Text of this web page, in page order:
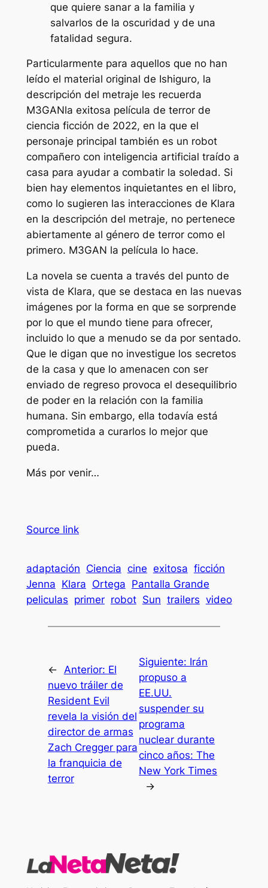
que quiere sanar a la familia y
salvarlos de la oscuridad y de una
fatalidad segura.
Particularmente para aquellos que no han
leído el material original de Ishiguro, la
descripción del metraje les recuerda
M3GANla exitosa película de terror de
ciencia ficción de 2022, en la que el
personaje principal también es un robot
compañero con inteligencia artificial traído a
casa para ayudar a combatir la soledad. Si
bien hay elementos inquietantes en el libro,
como lo sugieren las interacciones de Klara
en la descripción del metraje, no pertenece
abiertamente al género de terror como el
primero. M3GAN la película lo hace.
La novela se cuenta a través del punto de
vista de Klara, que se destaca en las nuevas
imágenes por la forma en que se sorprende
por lo que el mundo tiene para ofrecer,
incluido lo que a menudo se da por sentado.
Que le digan que no investigue los secretos
de la casa y que lo amenacen con ser
enviado de regreso provoca el desequilibrio
de poder en la relación con la familia
humana. Sin embargo, ella todavía está
comprometida a curarlos lo mejor que
pueda.
Más por venir…
Source link
adaptación Ciencia cine exitosa ficción
Jenna Klara Ortega Pantalla Grande
peliculas primer robot Sun trailers video
← Anterior: El
nuevo tráiler de
Resident Evil
revela la visión del
director de armas
Zach Cregger para
la franquicia de
terror
Siguiente: Irán
propuso a
EE.UU.
suspender su
programa
nuclear durante
cinco años: The
New York Times
→